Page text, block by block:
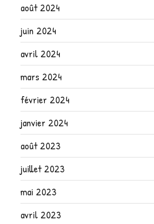
août 2024
juin 2024
avril 2024
mars 2024
février 2024
janvier 2024
août 2023
juillet 2023
mai 2023
avril 2023